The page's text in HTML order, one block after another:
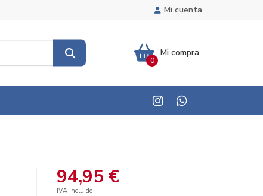
Mi cuenta
Mi compra
0
94,95 €
IVA incluido